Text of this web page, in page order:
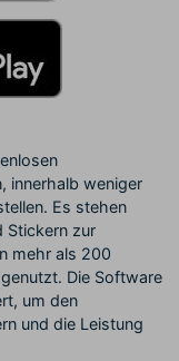
innerhalb weniger
Es stehen
Stickern zur
mehr als 200
Die Software
um den
und die Leistung